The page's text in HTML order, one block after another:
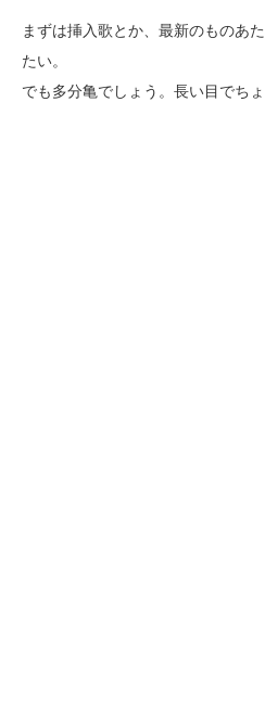
まずは挿入歌とか、最新のものあ
たい。
でも多分亀でしょう。長い目でち